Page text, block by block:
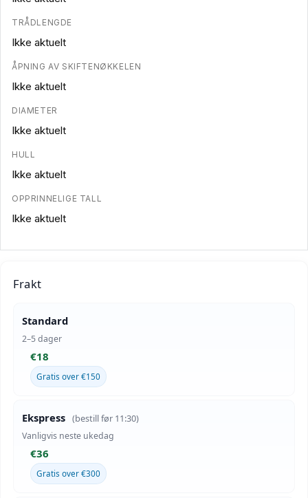
TRÅDLENGDE
Ikke aktuelt
ÅPNING AV SKIFTENØKKELEN
Ikke aktuelt
DIAMETER
Ikke aktuelt
HULL
Ikke aktuelt
OPPRINNELIGE TALL
Ikke aktuelt
Frakt
Standard
2–5 dager
€18
Gratis over €150
Ekspress (bestill før 11:30)
Vanligvis neste ukedag
€36
Gratis over €300